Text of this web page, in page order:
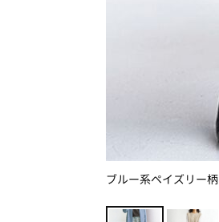
ブルー系ペイズリー柄